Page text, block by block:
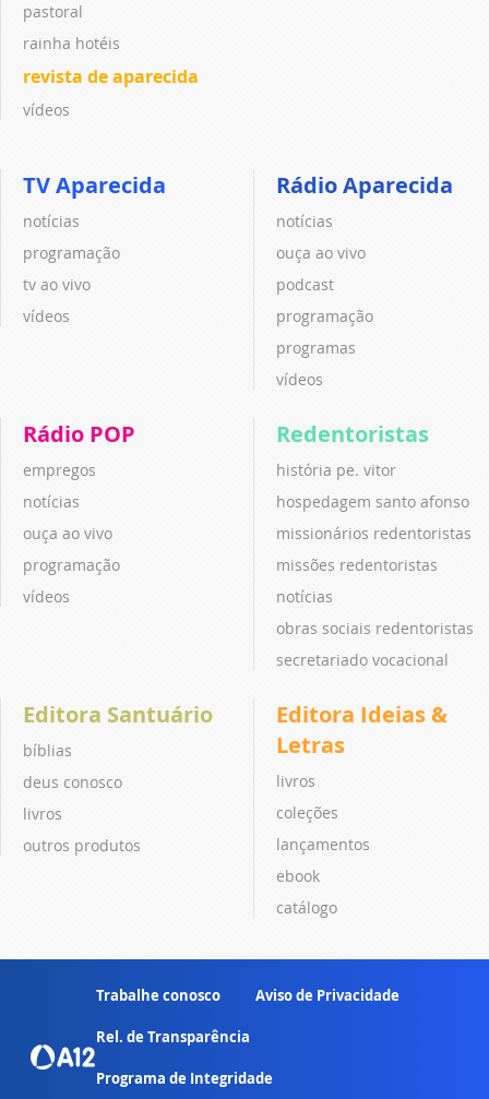
pastoral
rainha hotéis
revista de aparecida
vídeos
TV Aparecida
notícias
programação
tv ao vivo
vídeos
Rádio Aparecida
notícias
ouça ao vivo
podcast
programação
programas
vídeos
Rádio POP
empregos
notícias
ouça ao vivo
programação
vídeos
Redentoristas
história pe. vitor
hospedagem santo afonso
missionários redentoristas
missões redentoristas
notícias
obras sociais redentoristas
secretariado vocacional
Editora Santuário
bíblias
deus conosco
livros
outros produtos
Editora Ideias &
Letras
livros
coleções
lançamentos
ebook
catálogo
Trabalhe conosco Aviso de Privacidade
Rel. de Transparência
Programa de Integridade